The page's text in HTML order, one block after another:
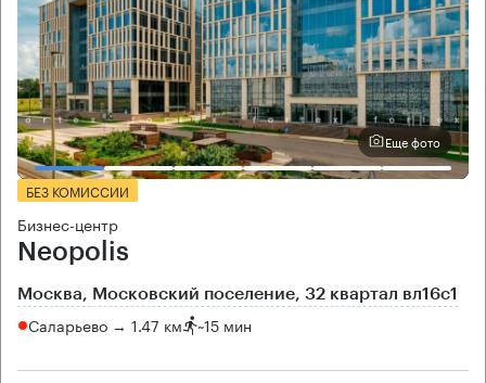
Еще фото
БЕЗ КОМИССИИ
Бизнес-центр
Neopolis
Москва, Московский поселение, 32 квартал вл16с1
Саларьево → 1.47 км ~15 мин